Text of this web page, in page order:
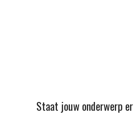
Staat jouw onderwerp